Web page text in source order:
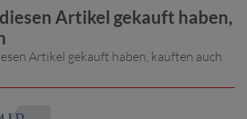
Artikel gekauft haben,
Artikel gekauft haben, kauften auch